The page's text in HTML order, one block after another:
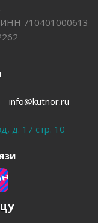
710401000613
info@kutnor.ru
д. 17 стр. 10